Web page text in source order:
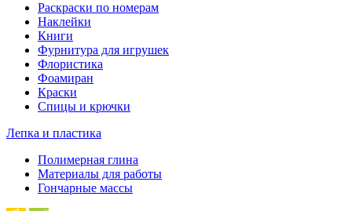
Раскраски по номерам
Наклейки
Книги
Фурнитура для игрушек
Флористика
Фоамиран
Краски
Спицы и крючки
Лепка и пластика
Полимерная глина
Материалы для работы
Гончарные массы